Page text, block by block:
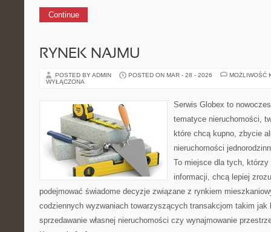
Continue
RYNEK NAJMU
POSTED BY ADMIN POSTED ON MAR - 28 - 2026
MOŻLIWOŚĆ
WYŁĄCZONA
Serwis Globex to
tematyce nieruchomości,
które chcą kupno, zbycie
nieruchomości
To miejsce dla tych,
informacji, chcą lepiej
podejmować świadome decyzje związane z rynkiem
codziennych wyzwaniach towarzyszących transakcjom takim jak
sprzedawanie własnej nieruchomości czy wynajmowanie